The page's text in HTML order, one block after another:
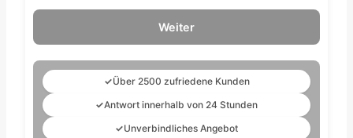
Weiter
✓Über 2500 zufriedene Kunden
✓Antwort innerhalb von 24 Stunden
✓Unverbindliches Angebot